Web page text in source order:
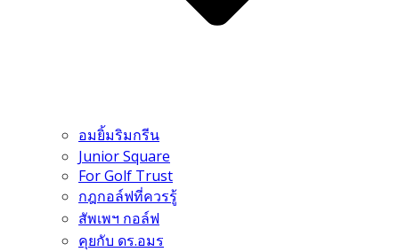
อมยิ้มริมกรีน
Junior Square
For Golf Trust
กฎกอล์ฟที่ควรรู้
สัพเพฯ กอล์ฟ
คุยกับ ดร.อมร